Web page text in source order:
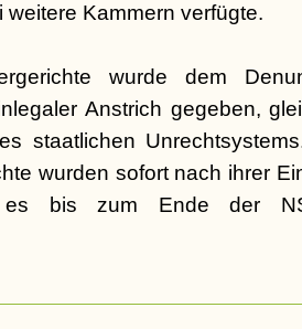
weitere Kammern verfügte.
wurde dem
Anstrich gegeben,
staatlichen
wurden sofort nach ihrer
es bis zum Ende der